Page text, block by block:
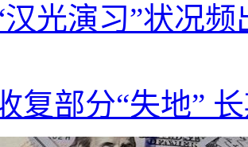
汉光演习”状况
复部分“失地”